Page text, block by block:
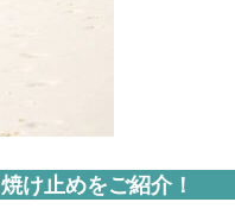
け止めをご紹介！